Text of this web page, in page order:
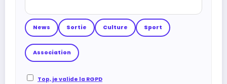
News Sortie Culture Sport
Association
Top, je valide la RGPD